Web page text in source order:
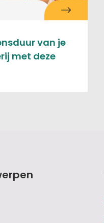
van je
met deze